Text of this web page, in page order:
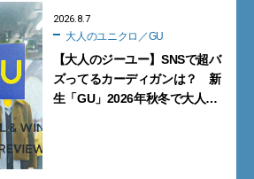
2026.8.7
大人のユニクロ／GU
【大人のジーユー】SNSで超バ
ズってるカーディガンは？ 新
生「GU」2026年秋冬で大人メ